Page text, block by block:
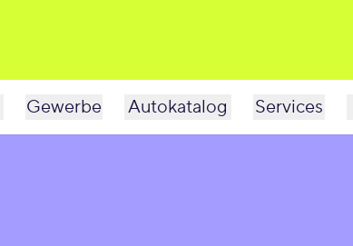
Gewerbe Autokatalog Services